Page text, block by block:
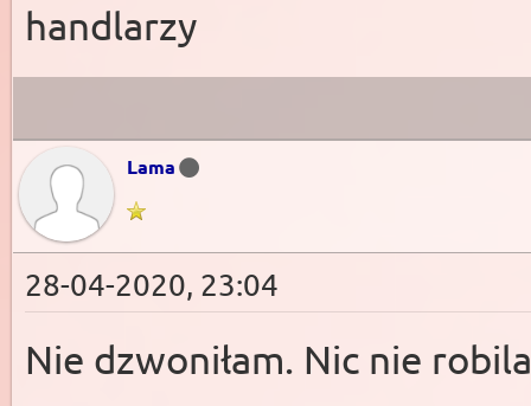
handlarzy
Lama
28-04-2020, 23:04
Nie dzwoniłam. Nic nie